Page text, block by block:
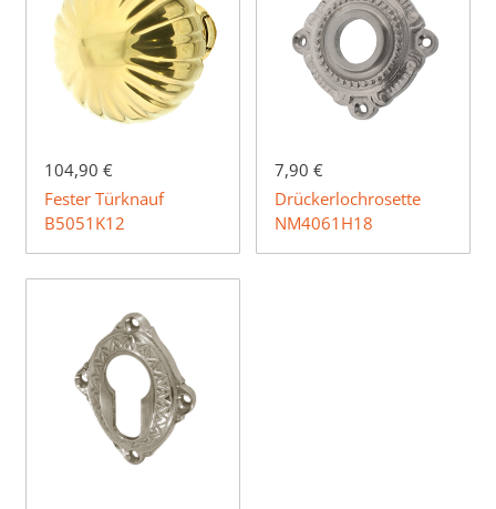
104,90 €
Fester Türknauf
B5051K12
7,90 €
Drückerlochrosette
NM4061H18